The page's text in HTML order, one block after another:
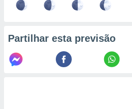
Partilhar esta previsão